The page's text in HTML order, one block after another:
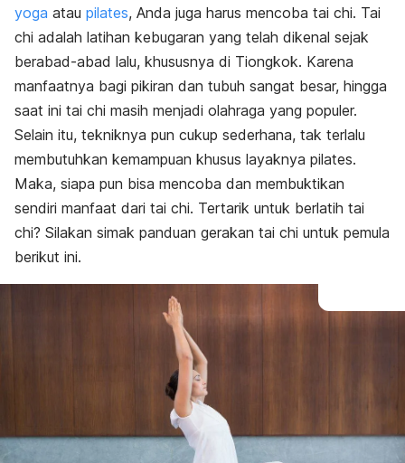
yoga atau pilates, Anda juga harus mencoba tai chi. Tai
chi adalah latihan kebugaran yang telah dikenal sejak
berabad-abad lalu, khususnya di Tiongkok. Karena
manfaatnya bagi pikiran dan tubuh sangat besar, hingga
saat ini tai chi masih menjadi olahraga yang populer.
Selain itu, tekniknya pun cukup sederhana, tak terlalu
membutuhkan kemampuan khusus layaknya pilates.
Maka, siapa pun bisa mencoba dan membuktikan
sendiri manfaat dari tai chi. Tertarik untuk berlatih tai
chi? Silakan simak panduan gerakan tai chi untuk pemula
berikut ini.